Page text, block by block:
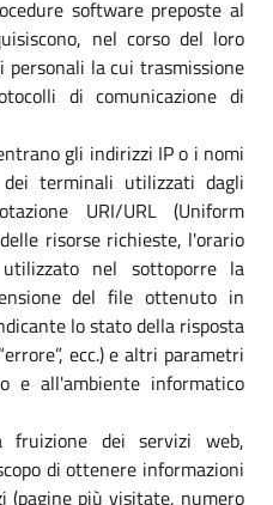
software preposte al
nel corso del loro
personali la cui trasmissione
di comunicazione di
gli indirizzi IP o i nomi
terminali utilizzati dagli
URI/URL (Uniform
risorse richieste, l'orario
nel sottoporre la
del file ottenuto in
lo stato della risposta
ecc.) e altri parametri
e all'ambiente informatico
dei servizi web,
di ottenere informazioni
(pagine più visitate, numero